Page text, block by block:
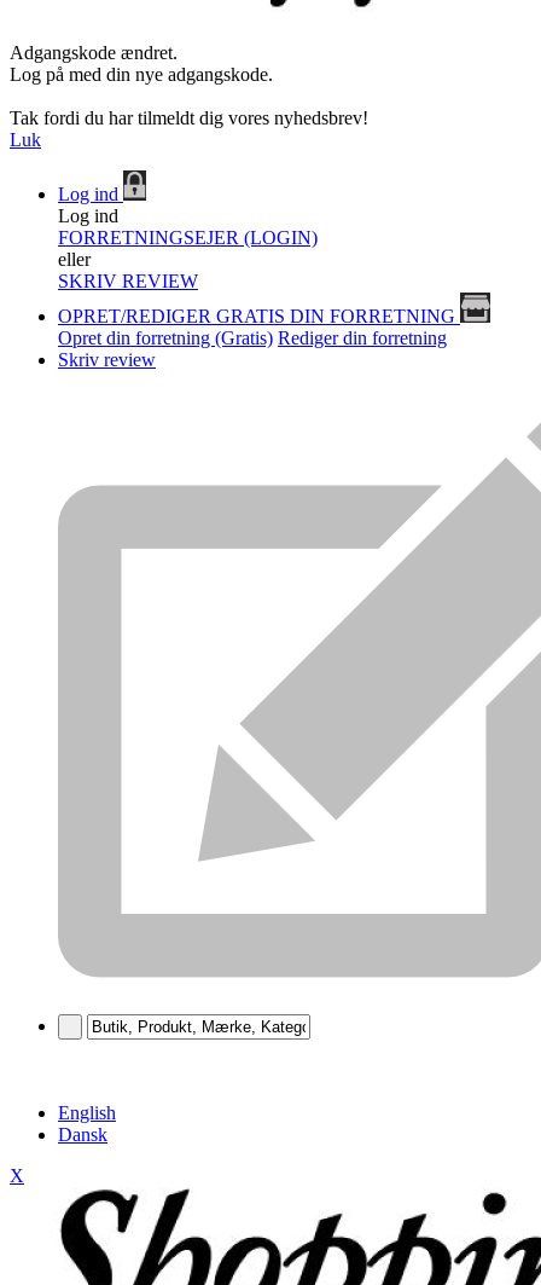
Adgangskode ændret.
Log på med din nye adgangskode.
Tak fordi du har tilmeldt dig vores nyhedsbrev!
Luk
Log ind
Log ind
FORRETNINGSEJER (LOGIN)
eller
SKRIV REVIEW
OPRET/REDIGER GRATIS DIN FORRETNING
Opret din forretning (Gratis) Rediger din forretning
Skriv review
English
Dansk
X